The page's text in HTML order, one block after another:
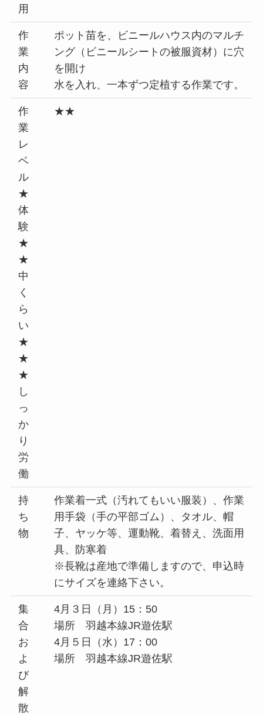
用
作
業
内
容
ポット苗を、ビニールハウス内のマルチ
ング（ビニールシートの被服資材）に穴
を開け
水を入れ、一本ずつ定植する作業です。
作
業
レ
ベ
ル
★
体
験
★
★
中
く
ら
い
★
★
★
し
っ
か
り
労
働
★★
持
ち
物
作業着一式（汚れてもいい服装）、作業
用手袋（手の平部ゴム）、タオル、帽
子、ヤッケ等、運動靴、着替え、洗面用
具、防寒着
※長靴は産地で準備しますので、申込時
にサイズを連絡下さい。
集
合
お
よ
び
解
散
4月３日（月）15：50
場所 羽越本線JR遊佐駅
4月５日（水）17：00
場所 羽越本線JR遊佐駅